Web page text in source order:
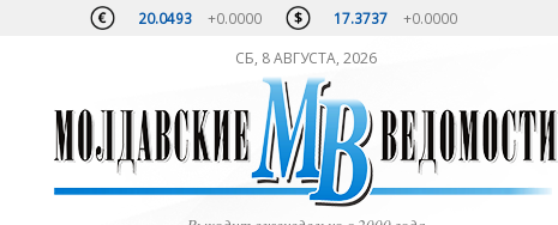
20.0493 +0.0000 17.3737 +0.0000
СБ, 8 АВГУСТА, 2026